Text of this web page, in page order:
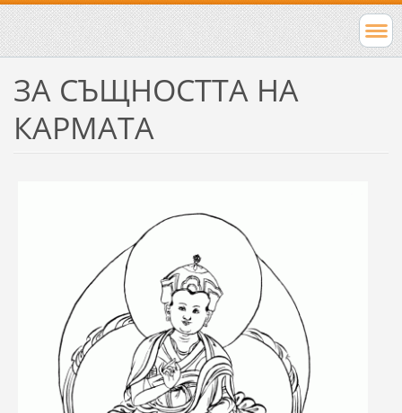
ЗА СЪЩНОСТТА НА
КАРМАТА